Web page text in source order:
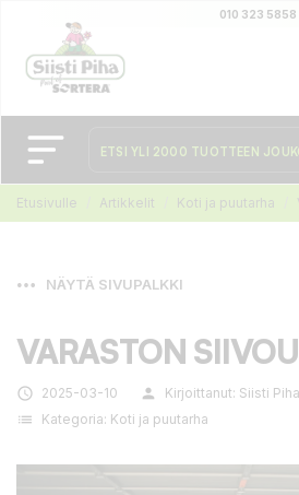
010 323 5858
Etusivulle Artikkelit Koti ja puutarha
NÄYTÄ SIVUPALKKI
VARASTON
 2025-03-10 person Kirjoittanut: Siisti Piha
list Kategoria: Koti ja puutarha